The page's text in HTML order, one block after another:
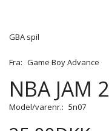
GBA spil
Fra: Game Boy Advance
NBA JAM
Model/varenr.: 5n07